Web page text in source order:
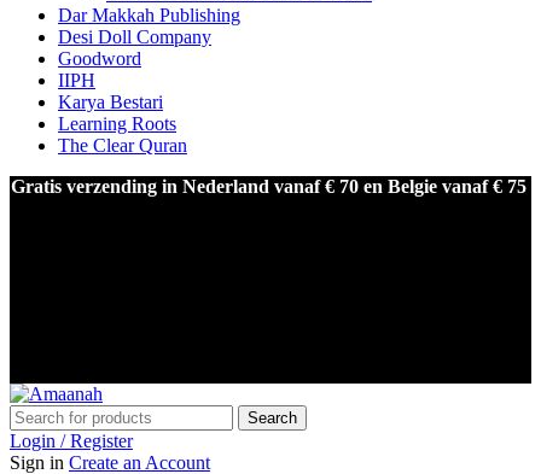
Dar Makkah Publishing
Desi Doll Company
Goodword
IIPH
Karya Bestari
Learning Roots
The Clear Quran
Gratis verzending in Nederland vanaf € 70 en Belgie vanaf € 75
Search
Login / Register
Sign in Create an Account